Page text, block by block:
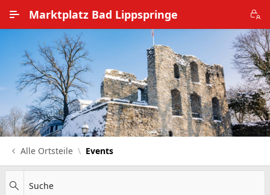
Marktplatz Bad Lippspringe
Alle Ortsteile
Impressum
Nutzungsbedingungen
Datenschutz
Alle Ortsteile
Events
Suche